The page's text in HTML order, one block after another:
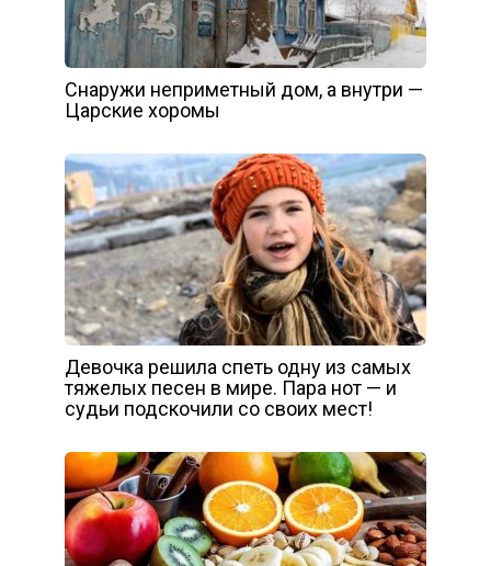
Снаружи неприметный дом, а внутри —
Царские хоромы
Девочка решила спеть одну из самых
тяжелых песен в мире. Пара нот — и
судьи подскочили со своих мест!